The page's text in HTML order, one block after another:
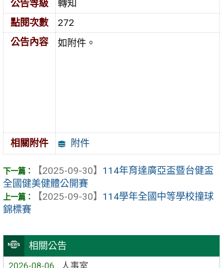
相關公告
2026-08-06 人事室
公告等級
轉知
點閱次數
272
公告內容
如附件。
相關附件 附件
【2025-09-30】 114年育達廣亞盃暨台健盃
全國健美健體公開賽
【2025-09-30】 114學年全國中等學校撞球
錦標賽